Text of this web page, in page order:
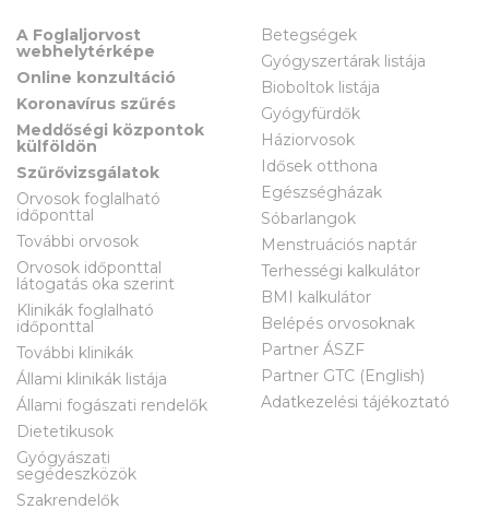
A Foglaljorvost
webhelytérképe
Online konzultáció
Koronavírus szűrés
Meddőségi központok
külföldön
Szűrővizsgálatok
Orvosok foglalható
időponttal
További orvosok
Orvosok időponttal
látogatás oka szerint
Klinikák foglalható
időponttal
További klinikák
Állami klinikák listája
Állami fogászati rendelők
Dietetikusok
Gyógyászati
segédeszközök
Szakrendelők
Betegségek
Gyógyszertárak listája
Bioboltok listája
Gyógyfürdők
Háziorvosok
Idősek otthona
Egészségházak
Sóbarlangok
Menstruációs naptár
Terhességi kalkulátor
BMI kalkulátor
Belépés orvosoknak
Partner ÁSZF
Partner GTC (English)
Adatkezelési tájékoztató